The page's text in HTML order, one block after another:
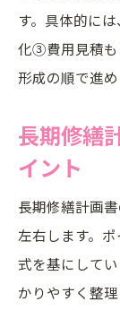
す。具体的に
化③費用見積
形成の順で進め
長期修繕
イント
長期修繕計画
左右します。
式を基にして
かりやすく整